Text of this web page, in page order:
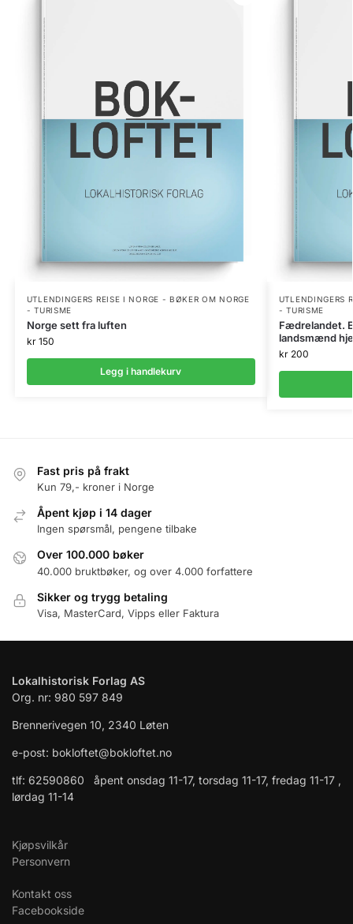
UTLENDINGERS REISE I NORGE - BØKER OM NORGE
- TURISME
Norge sett fra luften
kr150
Legg i handlekurv
UTLENDINGERS
- TURISME
Fædrelandet.
landsmænd
kr200
Fast pris på frakt
Kun 79,- kroner i Norge
Åpent kjøp i 14 dager
Ingen spørsmål, pengene tilbake
Over 100.000 bøker
40.000 bruktbøker, og over 4.000 forfattere
Sikker og trygg betaling
Visa, MasterCard, Vipps eller Faktura
Lokalhistorisk Forlag AS
Org. nr: 980 597 849
Brennerivegen 10, 2340 Løten
e-post: bokloftet@bokloftet.no
tlf: 62590860 åpent onsdag 11-17, torsdag 11-17, fredag 11-17 ,
lørdag 11-14
Kjøpsvilkår
Personvern
Kontakt oss
Facebookside